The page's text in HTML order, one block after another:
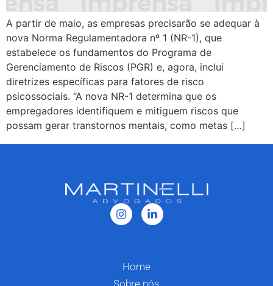
A partir de maio, as empresas precisarão se adequar à
nova Norma Regulamentadora nº 1 (NR-1), que
estabelece os fundamentos do Programa de
Gerenciamento de Riscos (PGR) e, agora, inclui
diretrizes específicas para fatores de risco
psicossociais. “A nova NR-1 determina que os
empregadores identifiquem e mitiguem riscos que
possam gerar transtornos mentais, como metas […]
Home
Sobre nós